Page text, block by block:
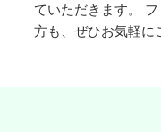
ていただきます。
方も、ぜひお気軽に